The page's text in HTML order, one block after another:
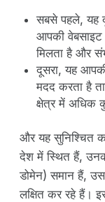
सबसे पहले, यह
आपकी वेबसाइट
मिलता है और
दूसरा, यह
मदद करता है
क्षेत्र में अधिक
और यह सुनिश्चित
देश में स्थित हैं,
डोमेन) समान हैं,
लक्षित कर रहे हैं।